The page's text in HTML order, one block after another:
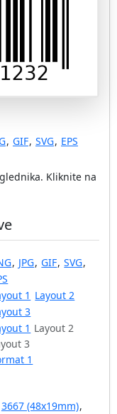
, GIF, SVG, EPS
Kliknite na
, JPG, GIF, SVG,
1 Layout 2
3
1 Layout 2
3
1
3667 (48x19mm),